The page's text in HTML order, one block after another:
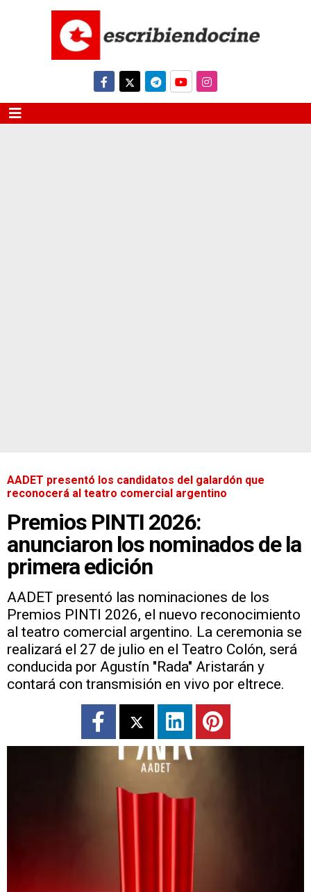
AADET presentó los candidatos del galardón que
reconocerá al teatro comercial argentino
Premios PINTI 2026:
anunciaron los nominados de la
primera edición
AADET presentó las nominaciones de los
Premios PINTI 2026, el nuevo reconocimiento
al teatro comercial argentino. La ceremonia se
realizará el 27 de julio en el Teatro Colón, será
conducida por Agustín "Rada" Aristarán y
contará con transmisión en vivo por eltrece.